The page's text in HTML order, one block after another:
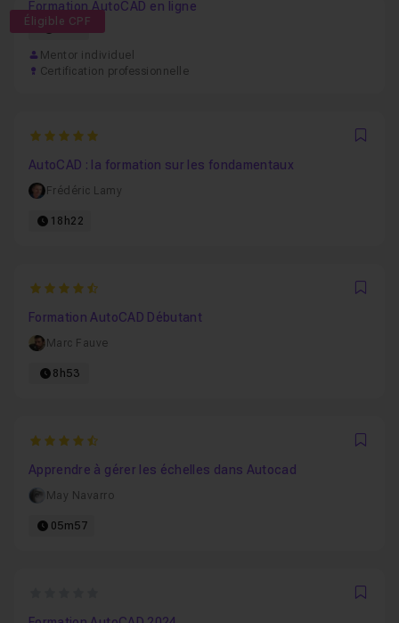
Éligible CPF
Formation AutoCAD en ligne
21h
Mentor individuel
Certification professionnelle
5
AutoCAD : la formation sur les fondamentaux
Frédéric Lamy
18h22
4.6666666666667
Formation AutoCAD Débutant
Marc Fauve
8h53
4.5
Apprendre à gérer les échelles dans Autocad
May Navarro
05m57